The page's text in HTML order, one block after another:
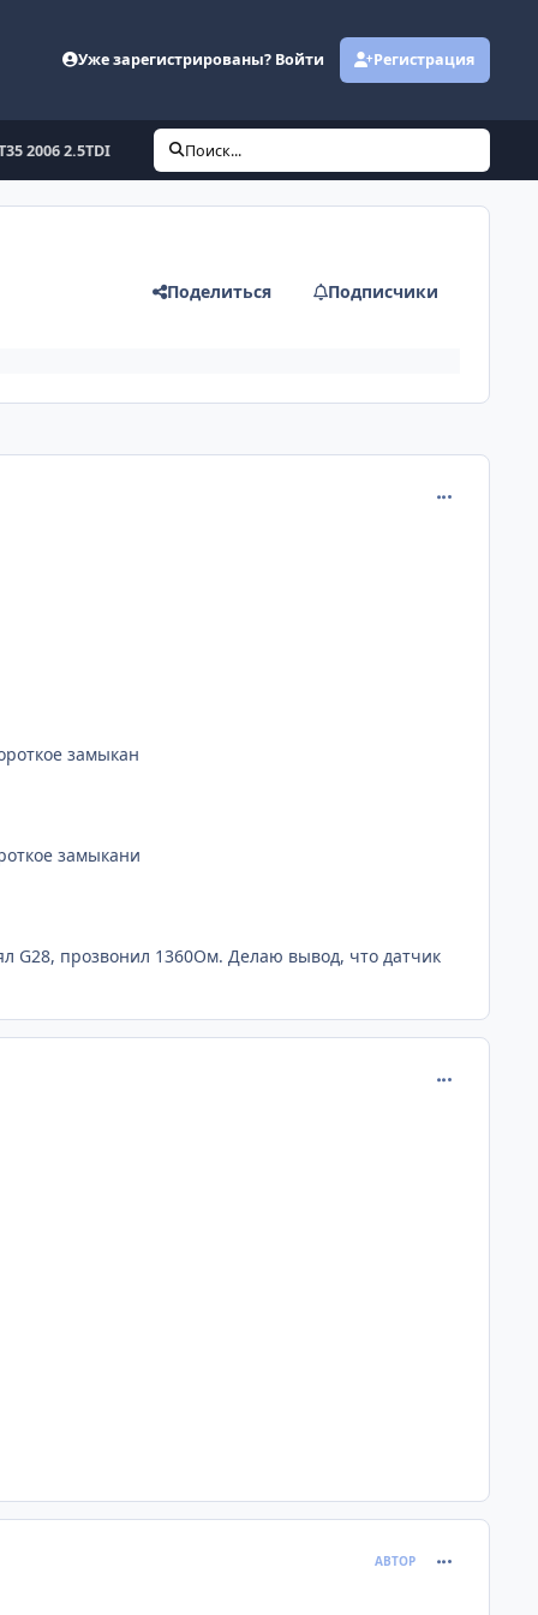
Уже зарегистрированы? Войти Регистрация
2006 2.5TDI Поиск...
Поделиться Подписчики
замыкан
замыкани
G28, прозвонил 1360Ом. Делаю вывод, что датчик
АВТОР